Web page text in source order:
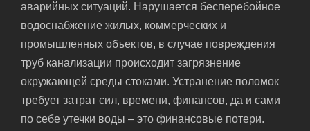
аварийных ситуаций. Нарушается бесперебойное
водоснабжение жилых, коммерческих и
промышленных объектов, в случае повреждения
труб канализации происходит загрязнение
окружающей среды стоками. Устранение поломок
требует затрат сил, времени, финансов, да и сами
по себе утечки воды – это финансовые потери.